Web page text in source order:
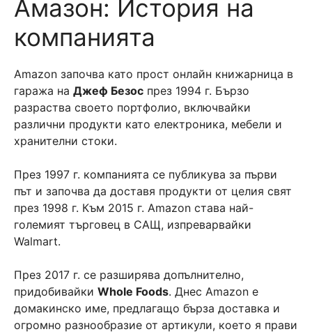
Амазон: История на
компанията
Amazon започва като прост онлайн книжарница в
гаража на Джеф Безос през 1994 г. Бързо
разраства своето портфолио, включвайки
различни продукти като електроника, мебели и
хранителни стоки.
През 1997 г. компанията се публикува за първи
път и започва да доставя продукти от целия свят
през 1998 г. Към 2015 г. Amazon става най-
големият търговец в САЩ, изпреварвайки
Walmart.
През 2017 г. се разширява допълнително,
придобивайки Whole Foods. Днес Amazon е
домакинско име, предлагащо бърза доставка и
огромно разнообразие от артикули, което я прави